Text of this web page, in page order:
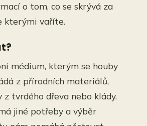
o tom, co se skrývá za
kterými vaříte.
médium, kterým se houby
z přírodních materiálů,
z tvrdého dřeva nebo klády.
jiné potřeby a výběr